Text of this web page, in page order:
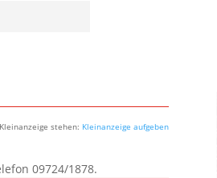
stehen: Kleinanzeige aufgeben
09724/1878.